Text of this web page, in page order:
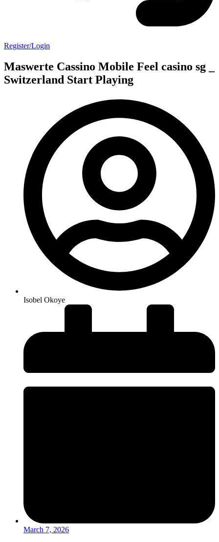
Register/Login
Maswerte Cassino Mobile Feel casino sg _
Switzerland Start Playing
Isobel Okoye
March 7, 2026